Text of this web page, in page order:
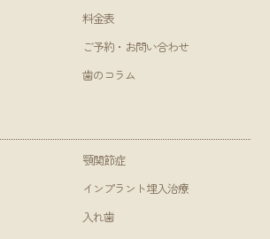
料金表
ご予約・お問い合わせ
歯のコラム
顎関節症
インプラント埋入治療
入れ歯